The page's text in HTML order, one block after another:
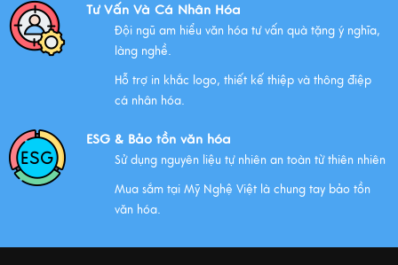
NHỮNG ĐẶC ĐIỂM CỦA HÀNG THỦ CÔNG MỸ NGHỆ
QUÀ VĂN HÓA VIỆT TẶNG KHÁCH QUỐC TẾ
Tư Vấn Và Cá Nhân Hóa
Đội ngũ am hiểu văn hóa tư vấn quà tặng ý nghĩa,
làng nghề.
Hỗ trợ in khắc logo, thiết kế thiệp và thông điệp
cá nhân hóa.
ESG & Bảo tồn văn hóa
Sử dụng nguyên liệu tự nhiên an toàn từ thiên nhiên
Mua sắm tại Mỹ Nghệ Việt là chung tay bảo tồn
văn hóa.